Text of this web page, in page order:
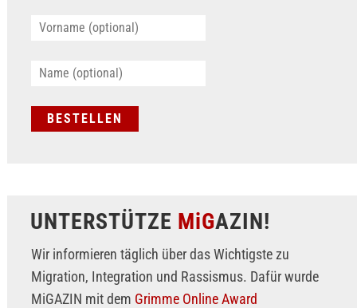
UNTERSTÜTZE MiGAZIN!
Wir informieren täglich über das Wichtigste zu
Migration, Integration und Rassismus. Dafür wurde
MiGAZIN mit dem Grimme Online Award